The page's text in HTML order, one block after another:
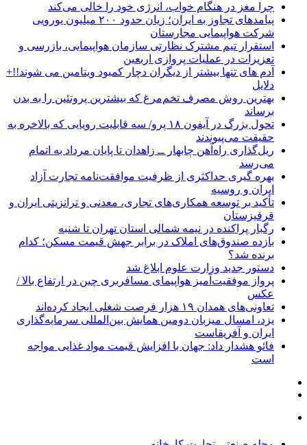
چرا مغز در هنگام خواب، انرژی خود را خالی می‌کند
پیامدهای تجاوز به ایران؛ زیان حدود ۲۰۰ میلیون یورویی
شرکت هواپیمایی مجارستان
استقرار تیم مشترک نظارتی سازمان هواپیمایی، بازرسی و
تعزیرات در عملیات پروازی اربعین
آدم های تنها بیشتر از دیگران دچار کمبود ویتامین می شوند!!+
دلایل
بهترین روش مصرف تخم‌مرغ که بیشترین پروتئین را به بدن
برساند
تحول بزرگ در آیفون ۱۸ پرو/ سه قابلیت رویایی که بالاخره به
حقیقت می‌پیوندند
ریل‌گذاری راه‌آهن چابهار ــ زاهدان تا پایان مرداد به اتمام
می‌رسد
بهره گیری حداکثری از ظرفیت موافقت‌نامه تجارت آزاد
ایران و روسیه
تأکید بر توسعه همکاری‌های تجاری، معدنی و ترانزیتی ایران و
قرقیزستان
رگبار پراکنده در نیمه شمالی استان تهران تا شنبه
بازده صندوق‌های املاک در برابر جهش قیمت مسکن؛ کدام
برنده شد؟
دستور جدید وزارت علوم ابلاغ شد
پرواز موفقیت‌آمیز هواپیمای مسافربری چین در ارتفاع بالا /
عکس
تعاونی‌های همدان ۱۹ هزار فرصت شغلی ایجاد کرده‌اند
یزد، امسال میزبان دومین همایش بین‌المللی سرمایه‌گذاری
ایران و آفریقاست
فائو هشدار داد: جهان با افزایش قیمت مواد غذایی مواجه
است